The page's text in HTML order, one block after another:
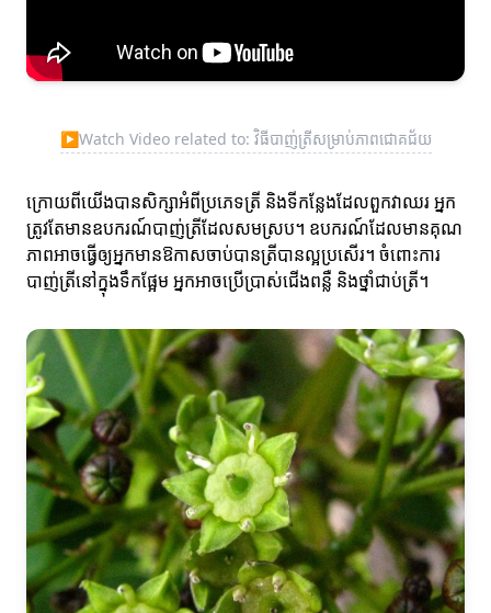
▶Watch Video related to: វិធីបាញ់ត្រីសម្រាប់ភាពជោគជ័យ
ក្រោយពីយើងបានសិក្សាអំពីប្រភេទត្រី និងទីកន្លែងដែលពួកវាឈរ អ្នក
ត្រូវតែមានឧបករណ៍បាញ់ត្រីដែលសមស្រប។ ឧបករណ៍ដែលមានគុណ
ភាពអាចធ្វើឲ្យអ្នកមានឱកាសចាប់បានត្រីបានល្អប្រសើរ។ ចំពោះការ
បាញ់ត្រីនៅក្នុងទឹកផ្អែម អ្នកអាចប្រើប្រាស់ជើងពន្លឺ និងថ្នាំជាប់ត្រី។